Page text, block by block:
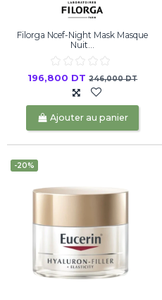
Filorga Ncef-Night Mask Masque
Nuit...
196,800 DT246,000 DT
Ajouter au panier
-20%